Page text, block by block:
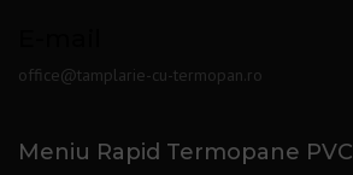
office@tamplarie-cu-termopan.ro
Meniu Rapid Termopane PVC